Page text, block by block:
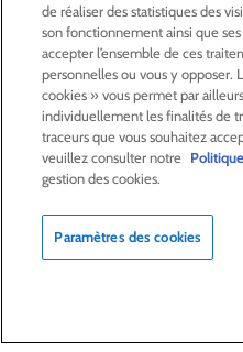
ACTIONNAIRES &
LA RSECHEZ LAGARDÈRE
LA FONDATIONJEAN‑LUC
CENTRE PRESSE
de réaliser des statistiques des
son fonctionnement ainsi que
accepter l’ensemble de ces
personnelles ou vous y opposer.
cookies » vous permet par
individuellement les finalités de
traceurs que vous souhaitez
veuillez consulter notre
gestion des cookies.
Paramètres des cookies